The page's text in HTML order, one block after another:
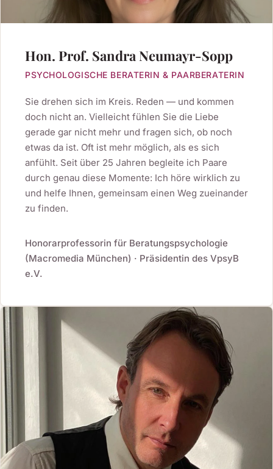
Hon. Prof. Sandra Neumayr-Sopp
PSYCHOLOGISCHE BERATERIN & PAARBERATERIN
Sie drehen sich im Kreis. Reden — und kommen
doch nicht an. Vielleicht fühlen Sie die Liebe
gerade gar nicht mehr und fragen sich, ob noch
etwas da ist. Oft ist mehr möglich, als es sich
anfühlt. Seit über 25 Jahren begleite ich Paare
durch genau diese Momente: Ich höre wirklich zu
und helfe Ihnen, gemeinsam einen Weg zueinander
zu finden.
Honorarprofessorin für Beratungspsychologie
(Macromedia München) · Präsidentin des VpsyB
e.V.